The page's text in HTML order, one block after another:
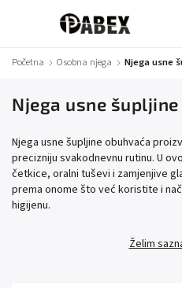
Početna / Osobna njega / Njega usne
Njega usne šupljine
Njega usne šupljine obuhvaća
precizniju svakodnevnu rutinu. U
četkice, oralni tuševi i zamjenjive
prema onome što već koristite i
higijenu.
Želim